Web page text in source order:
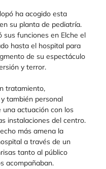
ha acogido esta
su planta de pediatría.
sus funciones en Elche el
hasta el hospital para
de su espectáculo
y terror.
tratamiento,
también personal
actuación con los
instalaciones del centro.
más amena la
a través de un
tanto al público
acompañaban.